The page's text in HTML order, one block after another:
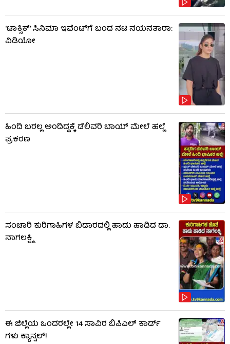
‘ಟಾಕ್ಸಿಕ್’ ಸಿನಿಮಾ ಇವೆಂಟ್​​ಗೆ ಬಂದ ನಟಿ ನಯನತಾರಾ:
ವಿಡಿಯೋ
ಹಿಂದಿ ಬರಲ್ಲ ಅಂದಿದ್ದಕ್ಕೆ ಡೆಲಿವರಿ ಬಾಯ್‌ ಮೇಲೆ ಹಲ್ಲೆ
ಪ್ರಕರಣ
ಸಂಚಾರಿ ಕುರಿಗಾಹಿಗಳ ಬಿಡಾರದಲ್ಲಿ ಹಾಡು ಹಾಡಿದ ಡಾ.
ನಾಗಲಕ್ಷ್ಮಿ
ಈ ಜಿಲ್ಲೆಯ ಒಂದರಲ್ಲೇ 14 ಸಾವಿರ ಬಿಪಿಎಲ್​ ಕಾರ್ಡ್​
ಗಳು ಕ್ಯಾನ್ಸಲ್!